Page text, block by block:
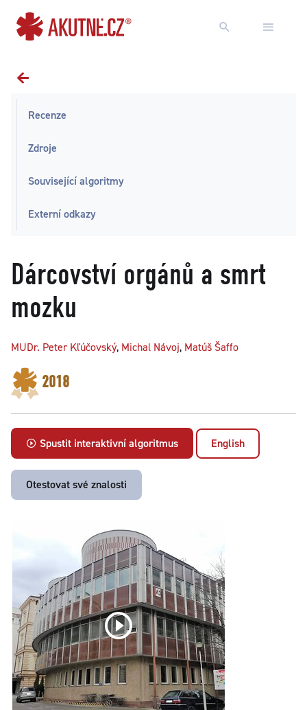
Dárcovství orgánů a smrt
mozku
MUDr. Peter Kľúčovský, Michal Návoj, Matúš Šaffo
2018
Spustit interaktivní algoritmus English
Otestovat své znalosti
Recenze
Zdroje
Související algoritmy
Externí odkazy